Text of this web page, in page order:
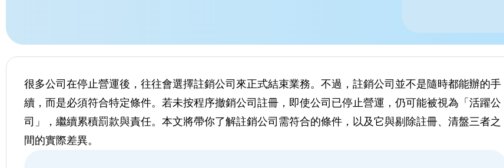
很多公司在停止營運後，往往會選擇註銷公司來正式結束業務。不過，註銷公司並不是隨時都能辦的手
續，而是必須符合特定條件。若未按程序撤銷公司註冊，即使公司已停止營運，仍可能被視為「活躍公
司」，繼續累積罰款與責任。本文將帶你了解註銷公司需符合的條件，以及它與剔除註冊、清盤三者之
間的實際差異。